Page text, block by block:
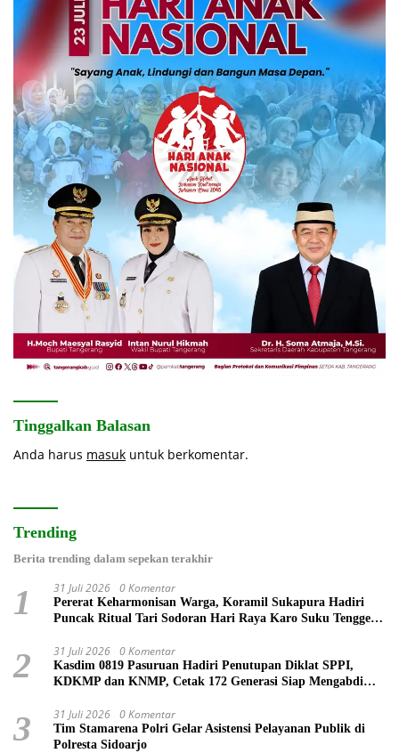
Tinggalkan Balasan
Anda harus masuk untuk berkomentar.
Trending
Berita trending dalam sepekan terakhir
1 31 Juli 2026 0 Komentar
Pererat Keharmonisan Warga, Koramil Sukapura Hadiri
Puncak Ritual Tari Sodoran Hari Raya Karo Suku Tengger
2 31 Juli 2026 0 Komentar
Kasdim 0819 Pasuruan Hadiri Penutupan Diklat SPPI,
KDKMP dan KNMP, Cetak 172 Generasi Siap Mengabdi
3 31 Juli 2026 0 Komentar
Tim Stamarena Polri Gelar Asistensi Pelayanan Publik di
Polresta Sidoarjo